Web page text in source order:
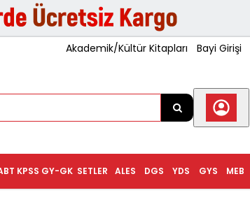
Akademik/Kültür Kitapları Bayi Girişi
MEB
GYS
YDS
DGS
ALES
SETLER
KPSS GY-GK